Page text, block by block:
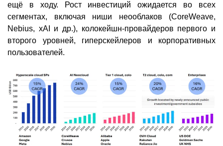
ещё в ходу. Рост инвестиций ожидается во всех
сегментах, включая ниши неооблаков (CoreWeave,
Nebius, xAI и др.), колокейшн-провайдеров первого и
второго уровней, гиперскейлеров и корпоративных
пользователей.